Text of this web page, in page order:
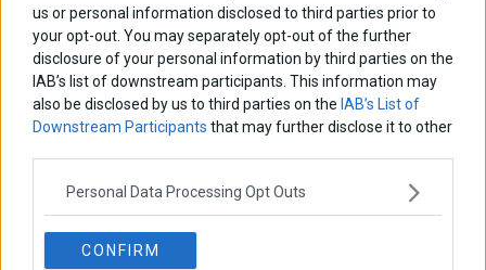
us or personal information disclosed to third parties prior to
your opt-out. You may separately opt-out of the further
disclosure of your personal information by third parties on the
IAB’s list of downstream participants. This information may
also be disclosed by us to third parties on the IAB’s List of
Downstream Participants that may further disclose it to other
Personal Data Processing Opt Outs
CONFIRM
Νικόλαος Φουρτζής
MIT Sloan: Οι AI-driven επιχειρήσεις διαμορφώνουν το νέο
μοντέλο επιχειρηματικότητας
Θανάσης Κρητικός
Στις 11/12 το πρώτο ευρωπαϊκό ντέρμπι «αιωνίων»